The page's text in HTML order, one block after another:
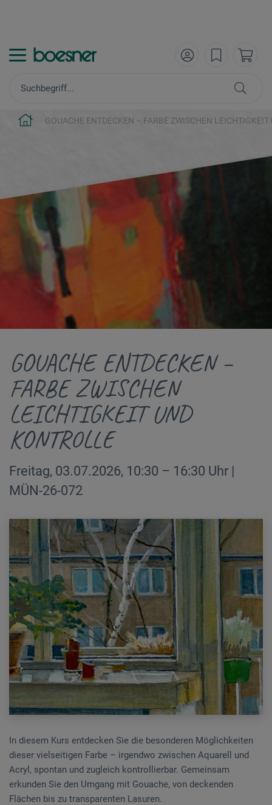
GOUACHE ENTDECKEN – FARBE ZWISCHEN
GOUACHE ENTDECKEN –
FARBE ZWISCHEN
LEICHTIGKEIT UND
KONTROLLE
Freitag, 03.07.2026, 10:30 – 16:30 Uhr |
MÜN-26-072
In diesem Kurs entdecken Sie die besonderen Möglichkeiten
dieser vielseitigen Farbe – irgendwo zwischen Aquarell und
Acryl, spontan und zugleich kontrollierbar. Gemeinsam
erkunden Sie den Umgang mit Gouache, von deckenden
Flächen bis zu transparenten Lasuren.